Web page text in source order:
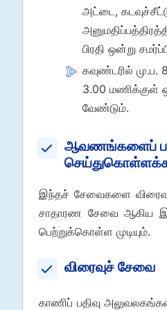
அட்டை,
பிரதி ஒன்று
கவுண்டரில் மு.ப.
3.00 மணிக்குள்
வேண்டும்.
ஆவணங்களைப்
இந்தச் சேவைகளை
சாதாரண சேவை ஆகிய
பெற்றுக்கொள்ள முடியும்.
விரைவுச் சேவை
காணிப் பதிவு